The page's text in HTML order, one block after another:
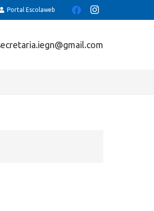
Portal Escolaweb